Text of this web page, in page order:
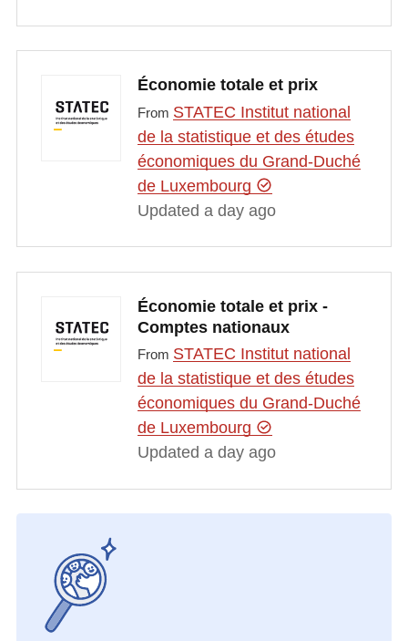
Économie totale et prix
From STATEC Institut national
de la statistique et des études
économiques du Grand-Duché
de Luxembourg
Updated a day ago
Économie totale et prix -
Comptes nationaux
From STATEC Institut national
de la statistique et des études
économiques du Grand-Duché
de Luxembourg
Updated a day ago